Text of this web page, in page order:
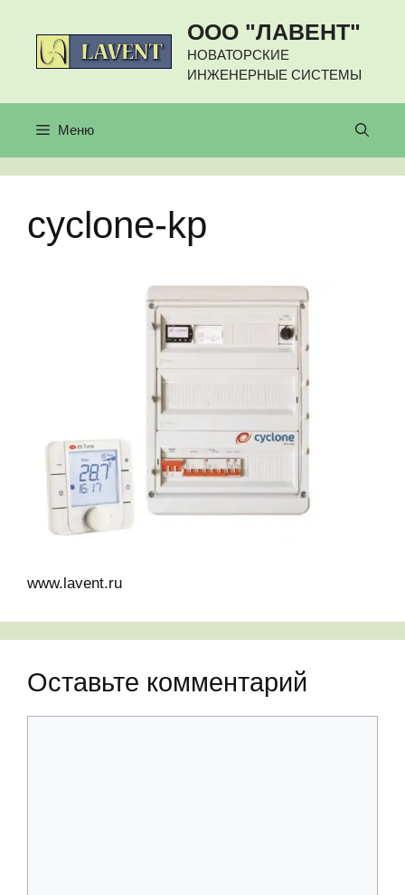
содержимому
ООО "ЛАВЕНТ"
НОВАТОРСКИЕ
ИНЖЕНЕРНЫЕ СИСТЕМЫ
Меню
cyclone-kp
www.lavent.ru
Оставьте комментарий